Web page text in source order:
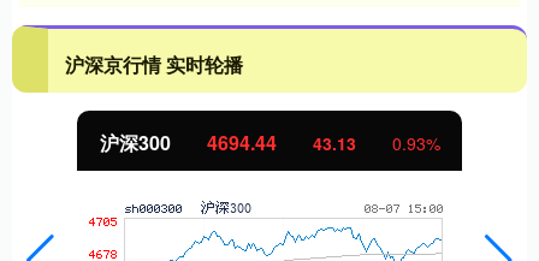
沪深京行情 实时轮播
0.93% 北证50 1134.24